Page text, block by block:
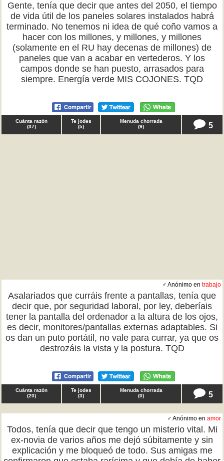
Gente, tenía que decir que antes del 2050, el tiempo
de vida útil de los paneles solares instalados habrá
terminado. No tenemos ni idea de qué coño vamos a
hacer con los millones, y millones, y millones
(solamente en el RU hay decenas de millones) de
paneles que van a acabar en vertederos. Y los
campos donde se han puesto, arrasados para
siempre. Energía verde MIS COJONES. TQD
Cuánta razón
(37)
Te jodes
(5)
Menuda chorrada
(9) 5
♂ Anónimo en trabajo
Asalariados que curráis frente a pantallas, tenía que
decir que, por seguridad laboral, por ley, deberíais
tener la pantalla del ordenador a la altura de los ojos,
es decir, monitores/pantallas externas adaptables. Si
os dan un puto portátil, no vale para currar, ya que os
destrozáis la vista y la postura. TQD
Cuánta razón
(20)
Te jodes
(3)
Menuda chorrada
(0) 5
♂ Anónimo en amor
Todos, tenía que decir que tengo un misterio vital. Mi
ex-novia de varios años me dejó súbitamente y sin
explicación y me bloqueó de todo. Sus amigas me